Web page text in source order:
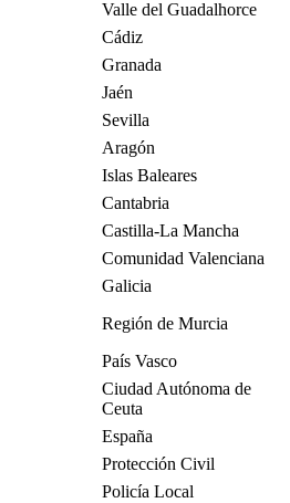
Valle del Guadalhorce
Cádiz
Granada
Jaén
Sevilla
Aragón
Islas Baleares
Cantabria
Castilla-La Mancha
Comunidad Valenciana
Galicia
Región de Murcia
País Vasco
Ciudad Autónoma de
Ceuta
España
Protección Civil
Policía Local